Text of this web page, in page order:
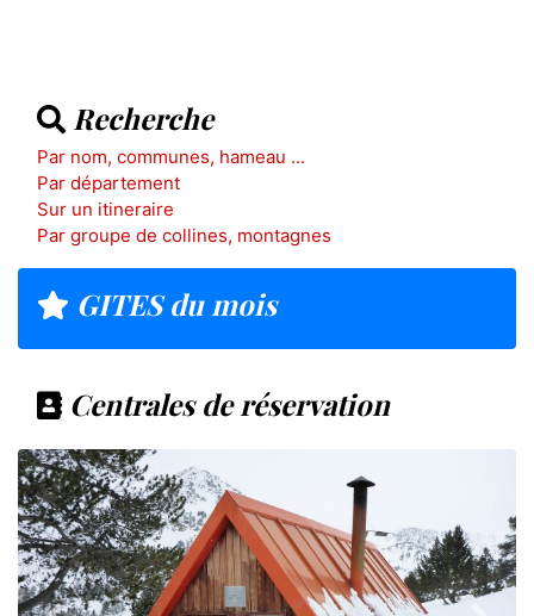
Recherche
Par nom, communes, hameau ...
Par département
Sur un itineraire
Par groupe de collines, montagnes
GITES du mois
Centrales de réservation